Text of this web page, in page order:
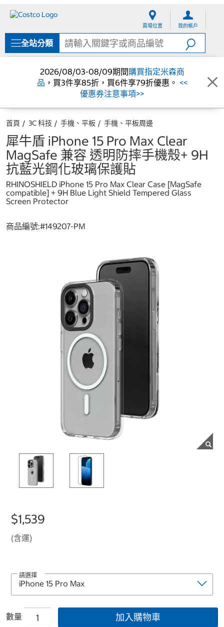
單
賣場位置 我的帳戶
全站分類
2026/08/03-08/09期間購買指定米森商
品 ，買3件享85折，買6件享79折優惠。 <<
優惠券注意事項>>
首頁 3C 科技 手機、平板 手機、平板周邊
犀牛盾 iPhone 15 Pro Max Clear
MagSafe 兼容 透明防摔手機殼+ 9H
抗藍光鋼化玻璃保護貼
RHINOSHIELD iPhone 15 Pro Max Clear Case [MagSafe
compatible] + 9H Blue Light Shield Tempered Glass
Screen Protector
商品編號:#149207-PM
$1,539
(含運)
請選擇
數量 加入購物車